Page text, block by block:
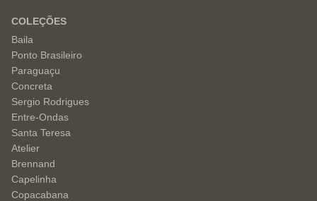
COLEÇÕES
Baila
Ponto Brasileiro
Paraguaçu
Concreta
Sergio Rodrigues
Entre-Ondas
Santa Teresa
Atelier
Brennand
Capelinha
Copacabana